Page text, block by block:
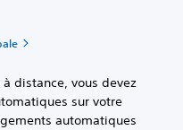
distance, vous devez
sur votre
automatiques